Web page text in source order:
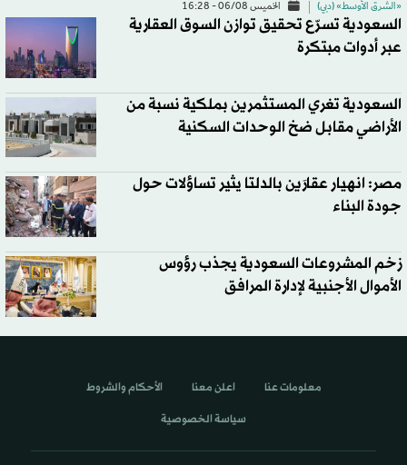
«الشرق الأوسط» (دبي) الخميس 06/08 - 16:28
السعودية تسرّع تحقيق توازن السوق العقارية
عبر أدوات مبتكرة
السعودية تغري المستثمرين بملكية نسبة من
الأراضي مقابل ضخ الوحدات السكنية
مصر: انهيار عقارَين بالدلتا يثير تساؤلات حول
جودة البناء
زخم المشروعات السعودية يجذب رؤوس
الأموال الأجنبية لإدارة المرافق
معلومات عنا اعلن معنا الأحكام والشروط
سياسة الخصوصية